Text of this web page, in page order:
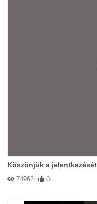
Köszönjük a jelentkezését
74962 0